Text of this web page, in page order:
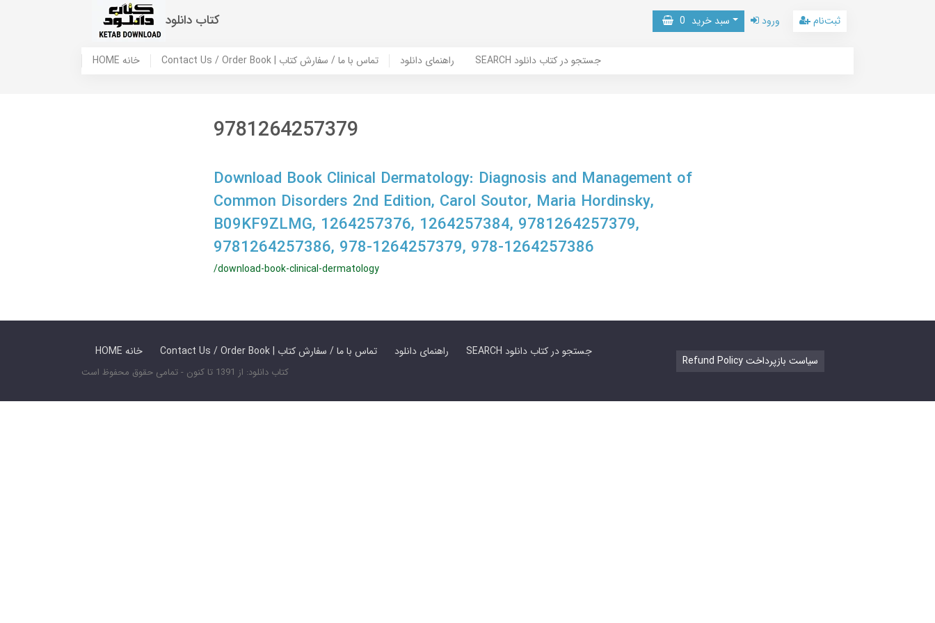
کتاب دانلود سبد خرید 0 ورود ثبت‌نام
HOME خانه Contact Us / Order Book | تماس با ما / سفارش کتاب راهنمای دانلود SEARCH جستجو در کتاب دانلود
9781264257379
Download Book Clinical Dermatology: Diagnosis and Management of
Common Disorders 2nd Edition, Carol Soutor, Maria Hordinsky,
B09KF9ZLMG, 1264257376, 1264257384, 9781264257379,
9781264257386, 978-1264257379, 978-1264257386
/download-book-clinical-dermatology
HOME خانه Contact Us / Order Book | تماس با ما / سفارش کتاب راهنمای دانلود SEARCH جستجو در کتاب دانلود
کتاب دانلود: از 1391 تا کنون - تمامی حقوق محفوظ است
Refund Policy سیاست بازپرداخت